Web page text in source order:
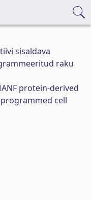
sisaldava
raku
protein-derived
cell